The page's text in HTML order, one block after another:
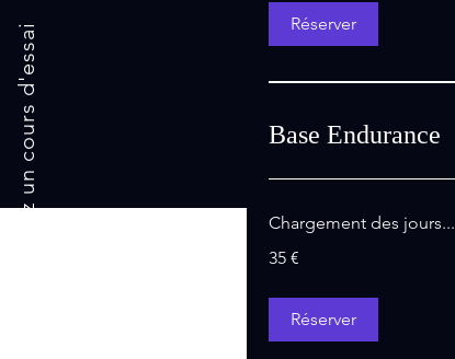
Résevez un cours d'essai Réserver
Base Endurance
Chargement des jours...
euros
35 €
Réserver